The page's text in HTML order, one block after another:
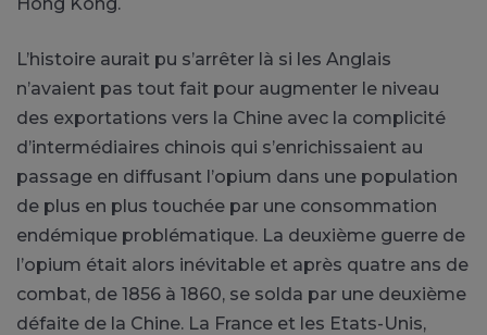
L’histoire aurait pu s’arrêter là si les Anglais
n’avaient pas tout fait pour augmenter le niveau
des exportations vers la Chine avec la complicité
d’intermédiaires chinois qui s’enrichissaient au
passage en diffusant l’opium dans une population
de plus en plus touchée par une consommation
endémique problématique. La deuxième guerre de
l’opium était alors inévitable et après quatre ans de
combat, de 1856 à 1860, se solda par une deuxième
défaite de la Chine. La France et les Etats-Unis,